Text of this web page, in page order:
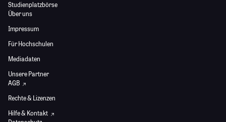
Studienplatzbörse
Über uns
Impressum
Für Hochschulen
Mediadaten
Unsere Partner
AGB
Rechte & Lizenzen
Hilfe & Kontakt